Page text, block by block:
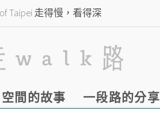
Taipei 走得慢，看得深
空間的故事 一段路的分享